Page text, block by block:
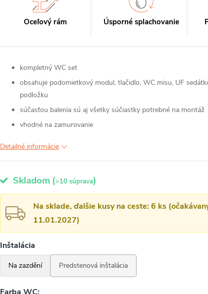
Oceľový rám Úsporné splachovanie
kompletný WC set
obsahuje podomietkový modul, tlačidlo, WC misu, UF
podložku
súčasťou balenia sú aj všetky súčiastky potrebné na montáž
vhodné na zamurovanie
Detailné informácie
Skladom (>10 súprava)
Na sklade, ďalšie kusy na ceste: 6 ks
11.01.2027)